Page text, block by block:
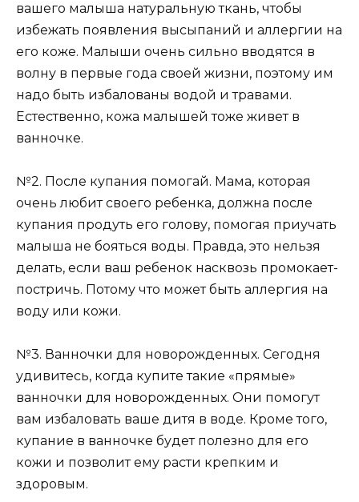
вашего малыша натуральную ткань, чтобы
избежать появления высыпаний и аллергии на
его коже. Малыши очень сильно вводятся в
волну в первые года своей жизни, поэтому им
надо быть избалованы водой и травами.
Естественно, кожа малышей тоже живет в
ванночке.
№2. После купания помогай. Мама, которая
очень любит своего ребенка, должна после
купания продуть его голову, помогая приучать
малыша не бояться воды. Правда, это нельзя
делать, если ваш ребенок насквозь промокает-
постричь. Потому что может быть аллергия на
воду или кожи.
№3. Ванночки для новорожденных. Сегодня
удивитесь, когда купите такие «прямые»
ванночки для новорожденных. Они помогут
вам избаловать ваше дитя в воде. Кроме того,
купание в ванночке будет полезно для его
кожи и позволит ему расти крепким и
здоровым.